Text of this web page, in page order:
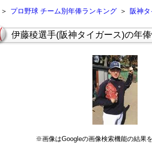
＞ プロ野球 チーム別年俸ランキング ＞ 阪神
伊藤稜選手(阪神タイガース)の年
※画像はGoogleの画像検索機能の結果